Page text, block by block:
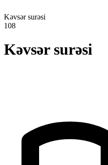
Kəvsər surəsi
108
Kəvsər surəsi